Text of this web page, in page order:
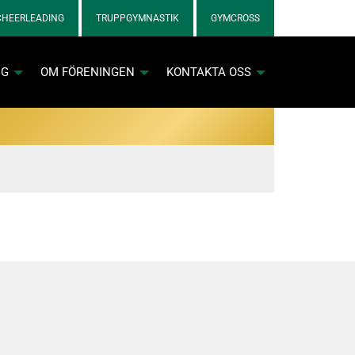
TRUPPGYMNASTIK GYMCROSS
OM FÖRENINGEN KONTAKTA OSS